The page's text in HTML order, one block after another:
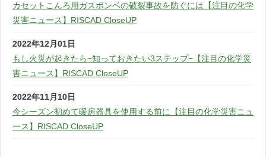
カセットこんろ用ガスボンベの破裂事故を防ぐには【注目の化学
災害ニュース】RISCAD CloseUP
2022年12月01日
もし火災が起きたら−知っておきたい3ステップ−【注目の化学災
害ニュース】RISCAD CloseUP
2022年11月10日
今シーズン初めて暖房器具を使用する前に【注目の化学災害ニュ
ース】RISCAD CloseUP